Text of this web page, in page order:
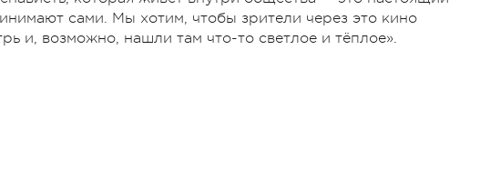
сами. Мы хотим, чтобы зрители через это кино
и, возможно, нашли там что-то светлое и тёплое».